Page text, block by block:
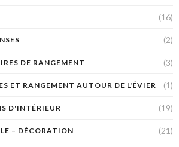
(16)
(2)
DE RANGEMENT (3)
ET RANGEMENT AUTOUR DE L'ÉVIER (1)
D'INTÉRIEUR (19)
– DÉCORATION (21)